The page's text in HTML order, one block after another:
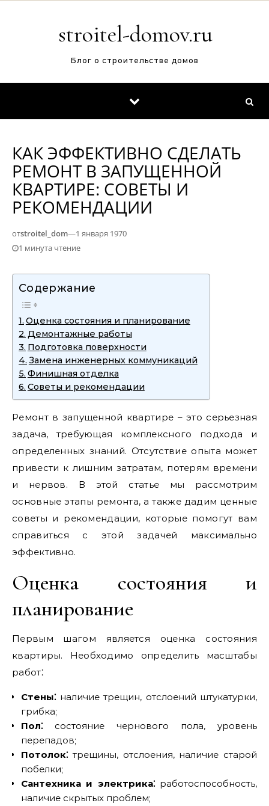
stroitel-domov.ru
Блог о строительстве домов
КАК ЭФФЕКТИВНО СДЕЛАТЬ
РЕМОНТ В ЗАПУЩЕННОЙ
КВАРТИРЕ: СОВЕТЫ И
РЕКОМЕНДАЦИИ
отstroitel_dom—1 января 1970
1 минута чтение
Содержание
Оценка состояния и планирование
Демонтажные работы
Подготовка поверхности
Замена инженерных коммуникаций
Финишная отделка
Советы и рекомендации
Ремонт в запущенной квартире – это серьезная
задача‚ требующая комплексного подхода и
определенных знаний. Отсутствие опыта может
привести к лишним затратам‚ потерям времени
и нервов. В этой статье мы рассмотрим
основные этапы ремонта‚ а также дадим ценные
советы и рекомендации‚ которые помогут вам
справиться с этой задачей максимально
эффективно.
Оценка состояния и
планирование
Первым шагом является оценка состояния
квартиры. Необходимо определить масштабы
работ⁚
Стены⁚наличие трещин‚ отслоений штукатурки‚
грибка;
Пол⁚состояние чернового пола‚ уровень
перепадов;
Потолок⁚трещины‚ отслоения‚ наличие старой
побелки;
Сантехника и электрика⁚работоспособность‚
наличие скрытых проблем;